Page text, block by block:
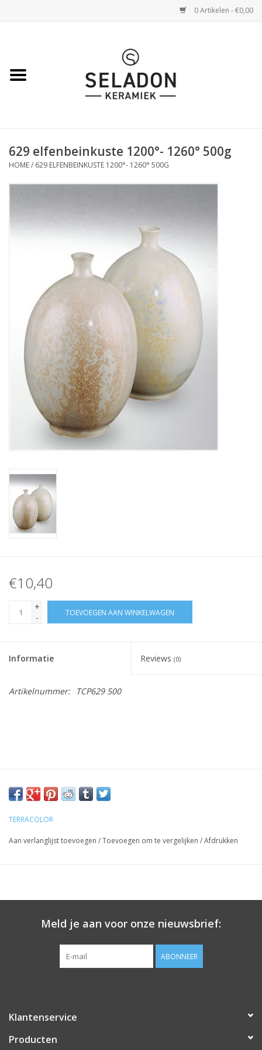
0 Artikelen - €0,00
VERZENDING
OVER SELADON
629 elfenbeinkuste 1200°- 1260° 500g
HOME/ 629 ELFENBEINKUSTE 1200°- 1260° 500G
€10,40
+
-
TOEVOEGEN AAN WINKELWAGEN
Informatie Reviews (0)
Artikelnummer: TCP629 500
TERRACOLOR
Aan verlanglijst toevoegen /Toevoegen om te vergelijken /Afdrukken
Meld je aan voor onze nieuwsbrief:
ABONNEER
Klantenservice
Producten